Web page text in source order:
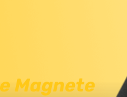
Magnete